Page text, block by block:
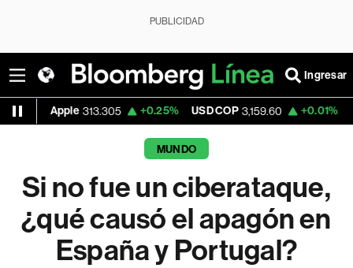
PUBLICIDAD
Ingresar
313.305 +0.25% USD COP 3,159.60 +0.01% Tesla 328.50
MUNDO
Si no fue un ciberataque,
¿qué causó el apagón en
España y Portugal?